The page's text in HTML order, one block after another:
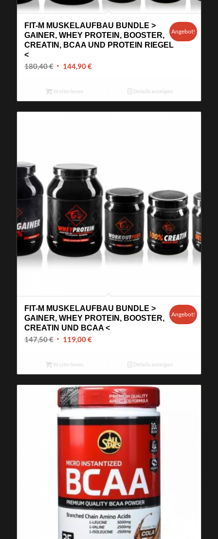
FIT-M MUSKELAUFBAU BUNDLE >
GAINER, WHEY PROTEIN, BOOSTER,
CREATIN, BCAA UND PROTEIN RIEGEL
<
180,40€ Ursprünglicher
war:
180,40 €
144,90€Aktueller
144,90 €.
Angebot!
Weiterlesen Details anzeigen
FIT-M MUSKELAUFBAU BUNDLE >
GAINER, WHEY PROTEIN, BOOSTER,
CREATIN UND BCAA <
147,50€ Ursprünglicher
war:
147,50 €
119,00€Aktueller
119,00 €.
Angebot!
Weiterlesen Details anzeigen